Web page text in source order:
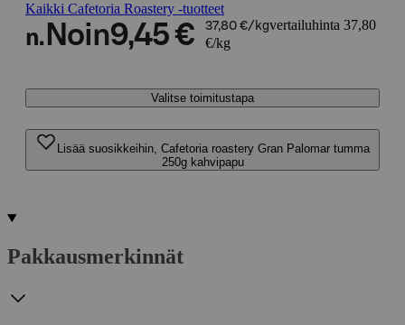
Kaikki Cafetoria Roastery -tuotteet
n. Noin9,45 € 37,80 €/kgvertailuhinta 37,80
€/kg
Valitse toimitustapa
Lisää suosikkeihin, Cafetoria roastery Gran Palomar tumma
250g kahvipapu
Pakkausmerkinnät